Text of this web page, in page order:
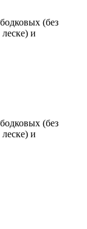
(без
и
(без
и